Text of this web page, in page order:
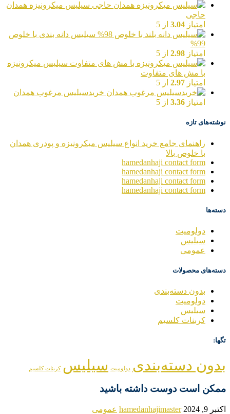
سیلیس میکرونیزه همدان
حاجی
امتیاز 3.04 از 5
سیلیس دانه بندی با خلوص
99%
امتیاز 2.98 از 5
سیلیس میکرونیزه
با مش های متفاوت
امتیاز 2.97 از 5
خریدسیلیس مرغوب همدان
امتیاز 3.36 از 5
نوشته‌های تازه
راهنمای جامع خرید انواع سیلیس میکرونیزه و پودری همدان
با خلوص بالا
hamedanhaji contact form
hamedanhaji contact form
hamedanhaji contact form
hamedanhaji contact form
دسته‌ها
دولومیت
سیلیس
عمومی
دسته‌های محصولات
بدون دسته‌بندی
دولومیت
سیلیس
کربنات کلسیم
تگها:
بدون دسته‌بندی دولومیت سیلیس کربنات کلسیم
ممکن است دوست داشته باشید
اکتبر 9, 2024 hamedanhajimaster عمومی